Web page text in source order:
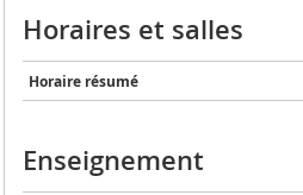
Horaires et salles
Horaire résumé
Enseignement